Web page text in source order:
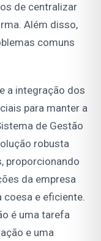
de centralizar
Além disso,
comuns
a integração dos
para manter a
de Gestão
robusta
proporcionando
da empresa
coesa e eficiente.
é uma tarefa
e uma